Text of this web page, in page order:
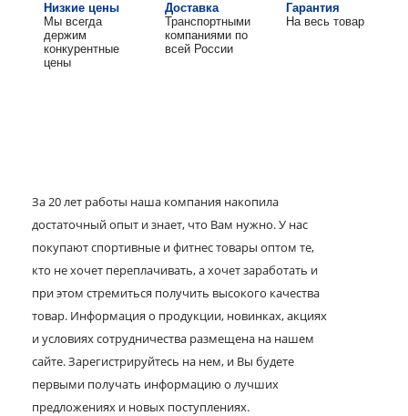
Низкие цены
Мы всегда
держим
конкурентные
цены
Доставка
Транспортными
компаниями по
всей России
Гарантия
На весь товар
За 20 лет работы наша компания накопила
достаточный опыт и знает, что Вам нужно. У нас
покупают спортивные и фитнес товары оптом те,
кто не хочет переплачивать, а хочет заработать и
при этом стремиться получить высокого качества
товар. Информация о продукции, новинках, акциях
и условиях сотрудничества размещена на нашем
сайте. Зарегистрируйтесь на нем, и Вы будете
первыми получать информацию о лучших
предложениях и новых поступлениях.